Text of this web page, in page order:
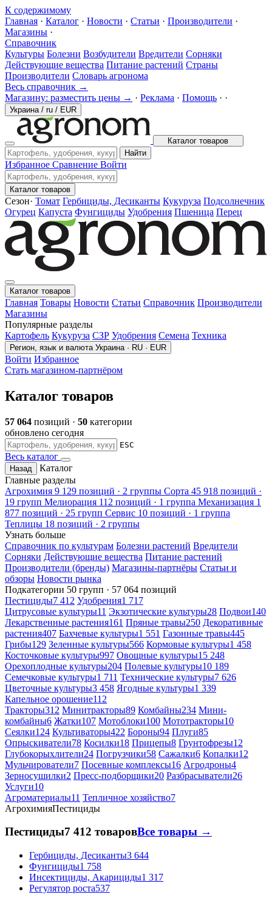
К содержимому
Главная · Каталог · Новости · Статьи · Производители ·
Магазины ·
Справочник
Культуры Болезни Возбудители Вредители Сорняки
Действующие вещества Питание растений Страны
Производители Словарь агронома
Весь справочник →
Магазину: разместить цены → · Реклама · Помощь · ·
Украина / ru / EUR
Каталог товаров
Найти
Избранное Сравнение Войти
Каталог товаров
Сезон· Томат Гербициды, Десиканты Кукуруза Подсолнечник
Огурец Капуста Фунгициды Удобрения Пшеница Перец
Каталог товаров
Главная Товары Новости Статьи Справочник Производители
Магазины
Популярные разделы
Картофель Кукуруза СЗР Удобрения Семена Техника
Регион, язык и валюта Украина · RU · EUR
Войти Избранное
Стать магазином-партнёром
Каталог товаров
57 064 позиций · 50 категории
обновлено сегодня
ESC
Весь каталог
Назад
Каталог
Главные разделы
Агрохимия 9 129 позиций · 2 группы Сорта 45 918 позиций ·
19 групп Мелиорация 112 позиций · 1 группа Механизация 1
877 позиций · 25 групп Сервис 10 позиций · 1 группа
Теплицы 18 позиций · 2 группы
Узнать больше
Справочник по культурам Болезни растений Вредители
Сорняки Действующие вещества Питание растений
Производители (бренды) Магазины-партнёры Статьи и
обзоры Новости рынка
Подкатегории 50 групп · 57 064 позиций
Пестициды7 412 Удобрения1 717
Цитрусовые культуры11 Экзотические культуры28 Подвои140
Лекарственные растения161 Пряные травы250 Декоративные
растения407 Бахчевые культуры1 551 Газонные травы445
Грибы129 Зеленные культуры566 Кормовые культуры1 458
Косточковые культуры997 Овощные культуры15 248
Орехоплодные культуры204 Полевые культуры10 189
Семечковые культуры1 711 Технические культуры7 626
Цветочные культуры3 458 Ягодные культуры1 339
Капельное орошение112
Тракторы312 Минитракторы89 Комбайны234 Мини-
комбайны6 Жатки107 Мотоблоки100 Мототракторы10
Сеялки124 Культиваторы422 Бороны94 Плуги85
Опрыскиватели78 Косилки18 Прицепы8 Грунтофрезы12
Глубокорыхлители24 Погрузчики58 Сажалки6 Копалки12
Мульчирователи7 Посевные комплексы16 Агродроны4
Зерносушилки2 Пресс-подборщики20 Разбрасыватели26
Услуги10
Агроматериалы11 Тепличное хозяйство7
АгрохимияПестициды
Пестициды7 412 товаровВсе товары →
Гербициды, Десиканты3 644
Фунгициды1 758
Инсектициды, Акарициды1 317
Регулятор роста537